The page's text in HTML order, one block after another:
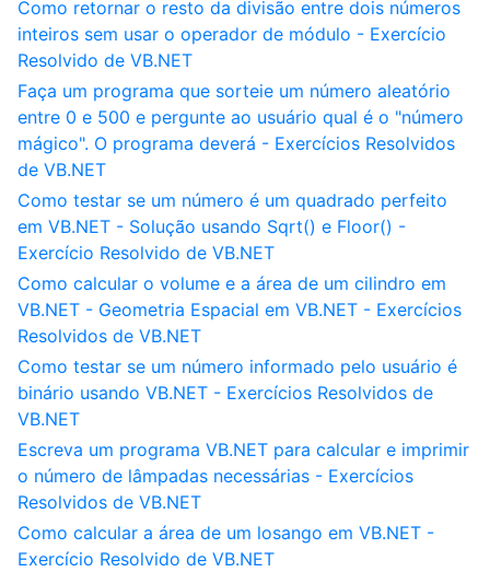
Como retornar o resto da divisão entre dois números
inteiros sem usar o operador de módulo - Exercício
Resolvido de VB.NET
Faça um programa que sorteie um número aleatório
entre 0 e 500 e pergunte ao usuário qual é o "número
mágico". O programa deverá - Exercícios Resolvidos
de VB.NET
Como testar se um número é um quadrado perfeito
em VB.NET - Solução usando Sqrt() e Floor() -
Exercício Resolvido de VB.NET
Como calcular o volume e a área de um cilindro em
VB.NET - Geometria Espacial em VB.NET - Exercícios
Resolvidos de VB.NET
Como testar se um número informado pelo usuário é
binário usando VB.NET - Exercícios Resolvidos de
VB.NET
Escreva um programa VB.NET para calcular e imprimir
o número de lâmpadas necessárias - Exercícios
Resolvidos de VB.NET
Como calcular a área de um losango em VB.NET -
Exercício Resolvido de VB.NET